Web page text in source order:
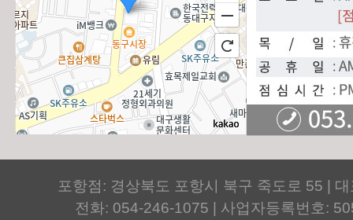
포항점: 경상북도 포항시 북구 죽도로 55 |
전화: 054-246-1075 | 사업자등록번호: